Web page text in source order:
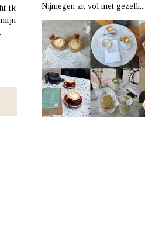
ik
Nijmegen zit vol met gezelli...